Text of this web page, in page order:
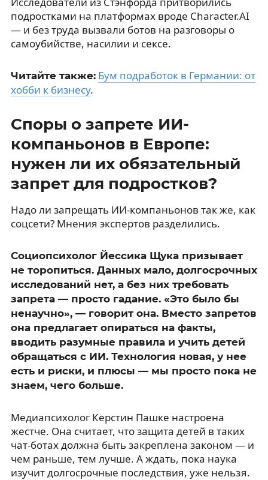
подростками на платформах вроде Character.AI
— и без труда вызвали ботов на разговоры о
самоубийстве, насилии и сексе.
Читайте также: Бум подработок в Германии: от
хобби к бизнесу.
Споры о запрете ИИ-
компаньонов в Европе:
нужен ли их обязательный
запрет для подростков?
Надо ли запрещать ИИ-компаньонов так же, как
соцсети? Мнения экспертов разделились.
Социопсихолог Йессика Щука призывает
не торопиться. Данных мало, долгосрочных
исследований нет, а без них требовать
запрета — просто гадание. «Это было бы
ненаучно», — говорит она. Вместо запретов
она предлагает опираться на факты,
вводить разумные правила и учить детей
обращаться с ИИ. Технология новая, у нее
есть и риски, и плюсы — мы просто пока не
знаем, чего больше.
Медиапсихолог Керстин Пашке настроена
жестче. Она считает, что защита детей в таких
чат-ботах должна быть закреплена законом — и
чем раньше, тем лучше. А ждать, пока наука
изучит долгосрочные последствия, уже нельзя.